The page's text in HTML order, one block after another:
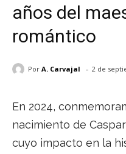
años del
romántico
Por A. Carvajal - 2 de
En 2024,
nacimiento de
cuyo impacto en la